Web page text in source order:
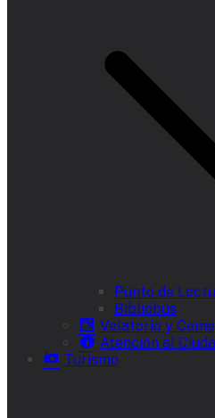
Punto de
Bibliobús
Velatorio y
Atención al
Turismo